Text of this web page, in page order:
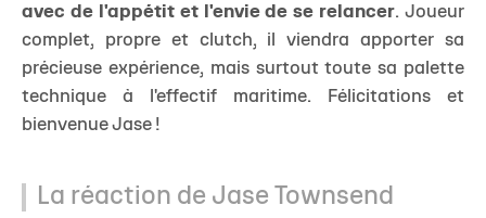
avec de l'appétit et l'envie de se relancer. Joueur
complet, propre et clutch, il viendra apporter sa
précieuse expérience, mais surtout toute sa palette
technique à l'effectif maritime. Félicitations et
bienvenue Jase !
La réaction de Jase Townsend